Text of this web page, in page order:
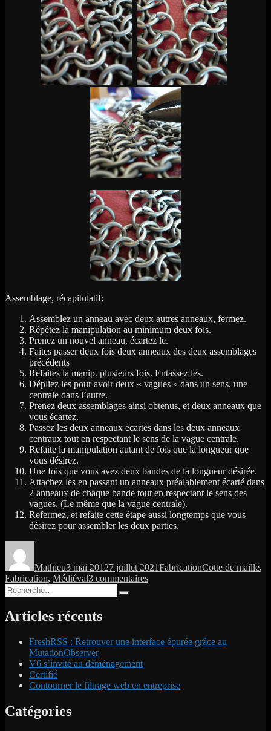
Assemblage, récapitulatif:
Assemblez un anneau avec deux autres anneaux, fermez.
Répétez la manipulation au minimum deux fois.
Prenez un nouvel anneau, écartez le.
Faites passer deux fois deux anneaux des deux assemblages
précédents
Refaites la manip. plusieurs fois. Entassez les.
Dépliez les pour avoir deux « vagues » dans un sens, une
centrale dans l’autre.
Prenez deux assemblages ainsi obtenus, et deux anneaux que
vous écartez.
Passez les deux anneaux écartés dans les deux anneaux
centraux tout en respectant le sens de la vague centrale.
Refaite la manipulation autant de fois que la longueur que
vous désirez.
Une fois que vous avez deux bandes de la longueur désirée.
Attachez les en passant un anneaux préalablement écarté dans
2 anneaux de chaque bande tout en respectant le sens des
vagues. (Le même que la vague centrale).
Refermez, et refaite cette étape aussi longtemps que vous
désirez pour assembler les deux parties.
Mathieu3 mai 20127 juillet 2021FabricationCotte de maille,
Fabrication, Médiéval3 commentairessur
d’une
Recherche
pour :
Recherche
Articles récents
FreshRSS : Retrouver une interface épurée grâce au
MutationObserver
V6 s’invite au déménagement
Certifié
Contourner le filtrage web en entreprise
Catégories